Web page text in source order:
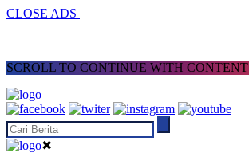
CLOSE ADS
SCROLL TO CONTINUE WITH CONTENT
✖